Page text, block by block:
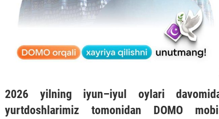
2026 yilning iyun–iyul oylari
yurtdoshlarimiz tomonidan DOMO